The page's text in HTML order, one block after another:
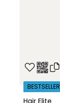
Hair Elite
BESTSELLER